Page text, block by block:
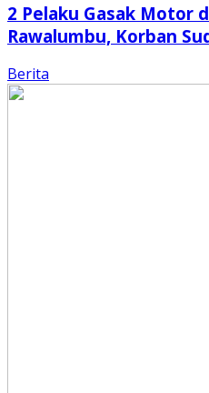
2 Pelaku Gasak Motor
Rawalumbu, Korban
Berita